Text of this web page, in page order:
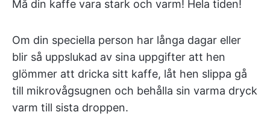
Må din kaffe vara stark och varm! Hela tiden!
Om din speciella person har långa dagar eller
blir så uppslukad av sina uppgifter att hen
glömmer att dricka sitt kaffe, låt hen slippa gå
till mikrovågsugnen och behålla sin varma dryck
varm till sista droppen.